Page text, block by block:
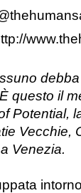
questo il
Potential,
Vecchie,
Venezia.